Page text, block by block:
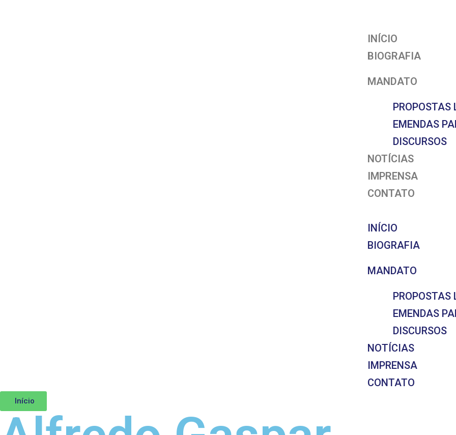
INÍCIO
BIOGRAFIA
MANDATO
PROPOSTAS
EMENDAS
DISCURSOS
NOTÍCIAS
IMPRENSA
CONTATO
INÍCIO
BIOGRAFIA
MANDATO
PROPOSTAS
EMENDAS
DISCURSOS
NOTÍCIAS
IMPRENSA
CONTATO
Início